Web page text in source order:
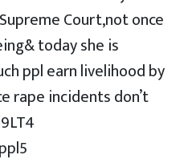
Court,not once
today she is
ppl earn livelihood by
rape incidents don’t